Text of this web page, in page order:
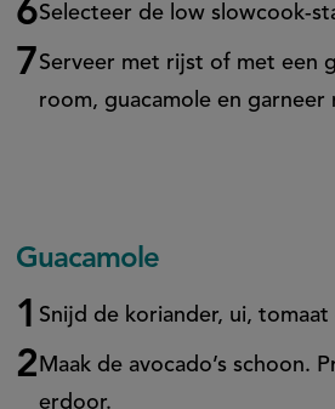
Selecteer de low slowcook-
Serveer met rijst of met een
room, guacamole en garneer
Guacamole
Snijd de koriander, ui,
Maak de avocado’s schoon.
erdoor.